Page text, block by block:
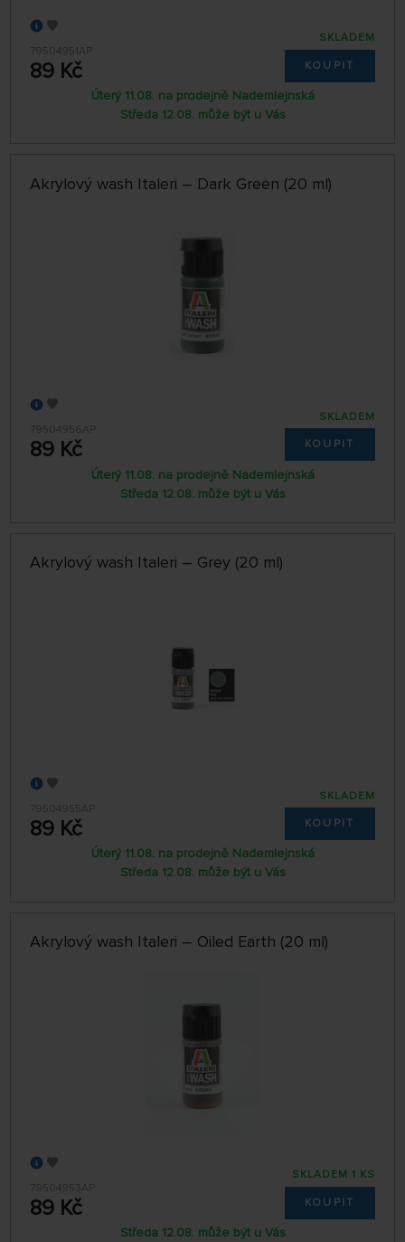
79504951AP
89 Kč
SKLADEM
KOUPIT
Úterý 11.08. na prodejně Nademlejnská
Středa 12.08. může být u Vás
Akrylový wash Italeri – Dark Green (20 ml)
79504956AP
89 Kč
SKLADEM
KOUPIT
Úterý 11.08. na prodejně Nademlejnská
Středa 12.08. může být u Vás
Akrylový wash Italeri – Grey (20 ml)
79504955AP
89 Kč
SKLADEM
KOUPIT
Úterý 11.08. na prodejně Nademlejnská
Středa 12.08. může být u Vás
Akrylový wash Italeri – Oiled Earth (20 ml)
79504953AP
89 Kč
SKLADEM 1 KS
KOUPIT
Středa 12.08. může být u Vás